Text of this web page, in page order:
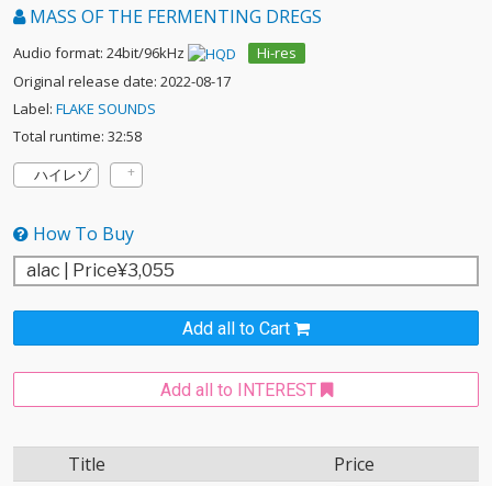
MASS OF THE FERMENTING DREGS
Audio format: 24bit/96kHz
Hi-res
Original release date: 2022-08-17
Label: FLAKE SOUNDS
Total runtime: 32:58
ハイレゾ
How To Buy
Add all to Cart
Add all to INTEREST
Title Price